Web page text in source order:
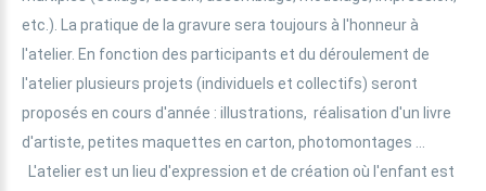
etc.). La pratique de la gravure sera toujours à l'honneur à
l'atelier. En fonction des participants et du déroulement de
l'atelier plusieurs projets (individuels et collectifs) seront
proposés en cours d'année : illustrations, réalisation d'un livre
d'artiste, petites maquettes en carton, photomontages ...
L'atelier est un lieu d'expression et de création où l'enfant est